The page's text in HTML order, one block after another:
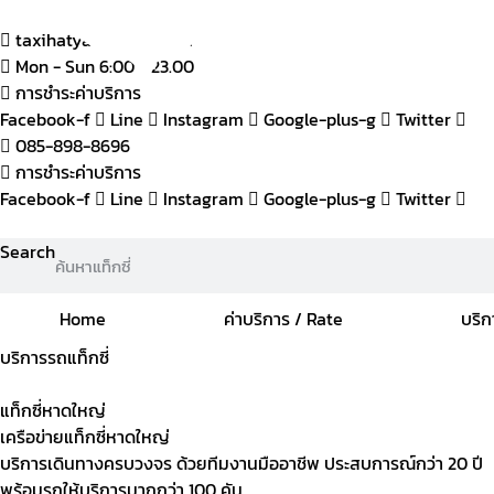
taxihatyai@gmail.com
Mon - Sun 6:00 - 23.00
การชำระค่าบริการ
Facebook-f
Line Instagram Google-plus-g
Twitter
085-898-8696
การชำระค่าบริการ
Facebook-f
Line Instagram Google-plus-g
Twitter
Search
Home ค่าบริการ / Rate บริก
บริการรถแท็กซี่
แท็กซี่หาดใหญ่
เครือข่ายแท็กซี่หาดใหญ่
บริการเดินทางครบวงจร ด้วยทีมงานมืออาชีพ ประสบการณ์กว่า 20 ปี